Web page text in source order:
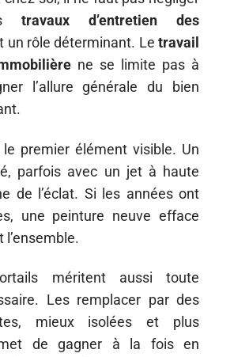
travaux d’entretien des
un rôle déterminant. Le travail
ne se limite pas à
l’allure générale du bien
premier élément visible. Un
parfois avec un jet à haute
de l’éclat. Si les années ont
une peinture neuve efface
l’ensemble.
méritent aussi toute
Les remplacer par des
mieux isolées et plus
de gagner à la fois en